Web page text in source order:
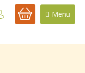
NÁKUPNÍ